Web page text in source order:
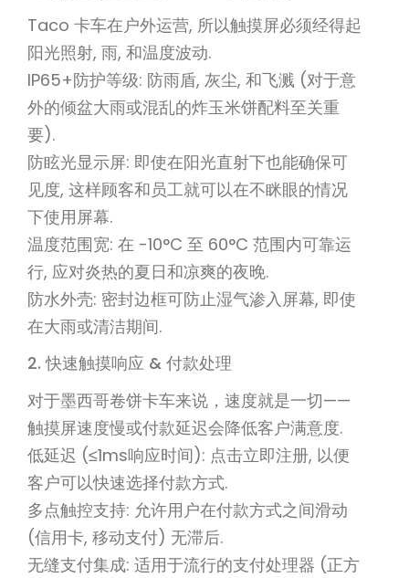
Taco 卡车在户外运营, 所以触摸屏必须经得起
阳光照射, 雨, 和温度波动.
IP65+防护等级: 防雨盾, 灰尘, 和飞溅 (对于意
外的倾盆大雨或混乱的炸玉米饼配料至关重
要).
防眩光显示屏: 即使在阳光直射下也能确保可
见度, 这样顾客和员工就可以在不眯眼的情况
下使用屏幕.
温度范围宽: 在 -10°C 至 60°C 范围内可靠运
行, 应对炎热的夏日和凉爽的夜晚.
防水外壳: 密封边框可防止湿气渗入屏幕, 即使
在大雨或清洁期间.
2. 快速触摸响应 & 付款处理
对于墨西哥卷饼卡车来说，速度就是一切——
触摸屏速度慢或付款延迟会降低客户满意度.
低延迟 (≤1ms响应时间): 点击立即注册, 以便
客户可以快速选择付款方式.
多点触控支持: 允许用户在付款方式之间滑动
(信用卡, 移动支付) 无滞后.
无缝支付集成: 适用于流行的支付处理器 (正方